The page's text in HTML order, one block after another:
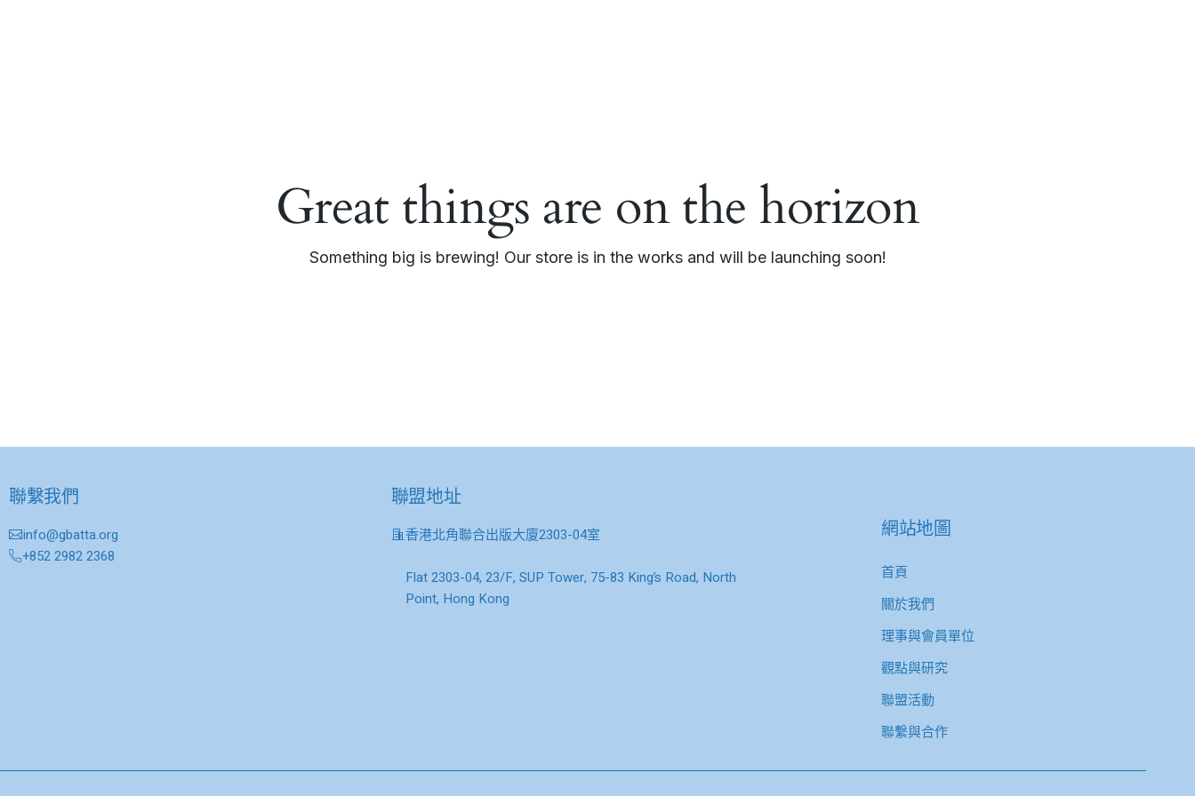
Great things are on the horizon
Something big is brewing! Our store is in the works and will be launching soon!
聯繫我們
info@gbatta.org
+852 2982 2368
聯盟地址
香港北角聯合出版大廈2303-04室
Flat 2303-04, 23/F, SUP Tower, 75-83 King’s Road, North
Point, Hong Kong
網站地圖
首頁
關於我們
理事與會員單位
觀點與研究
聯盟活動
聯繫與合作